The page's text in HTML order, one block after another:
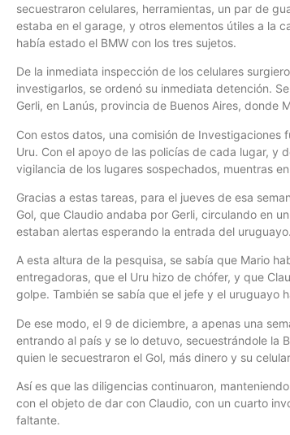
secuestraron celulares, herramientas, un par de
estaba en el garage, y otros elementos útiles a la
había estado el BMW con los tres sujetos.
De la inmediata inspección de los celulares
investigarlos, se ordenó su inmediata detención.
Gerli, en Lanús, provincia de Buenos Aires, donde
Con estos datos, una comisión de Investigaciones
Uru. Con el apoyo de las policías de cada lugar, y
vigilancia de los lugares sospechados, muentras
Gracias a estas tareas, para el jueves de esa
Gol, que Claudio andaba por Gerli, circulando en
estaban alertas esperando la entrada del uruguayo.
A esta altura de la pesquisa, se sabía que Mario
entregadoras, que el Uru hizo de chófer, y que
golpe. También se sabía que el jefe y el uruguayo
De ese modo, el 9 de diciembre, a apenas una
entrando al país y se lo detuvo, secuestrándole la
quien le secuestraron el Gol, más dinero y su
Así es que las diligencias continuaron,
con el objeto de dar con Claudio, con un cuarto
faltante.